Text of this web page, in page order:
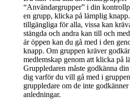
“Användargrupper” i din
en grupp, klicka på lämplig
tillgängliga för alla, vissa kan
stängda och andra kan till och
är öppen kan du gå med i den
knapp. Om gruppen kräver
medlemskap genom att klicka på
Gruppledaren måste godkänna
dig varför du vill gå med i
gruppledare om de inte
anledningar.